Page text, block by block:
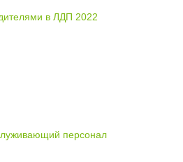
в ЛДП 2022
персонал